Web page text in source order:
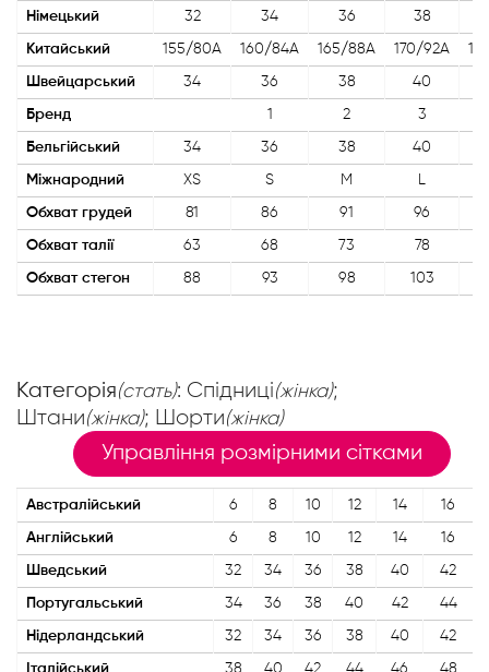
Німецький 32 34 36 38
Китайський 155/80A 160/84A 165/88A 170/92A
Швейцарський 34 36 38 40
Бренд 1 2 3
Бельгійський 34 36 38 40
Міжнародний XS S M L
Обхват грудей 81 86 91 96
Обхват талії 63 68 73 78
Обхват стегон 88 93 98 103
Категорія(стать): Спідниці(жінка);
Штани(жінка); Шорти(жінка)
Управління розмірними сітками
Австралійський 6 8 10 12 14 16
Англійський 6 8 10 12 14 16
Шведський 32 34 36 38 40 42
Португальський 34 36 38 40 42 44
Нідерландський 32 34 36 38 40 42
Італійський 38 40 42 44 46 48